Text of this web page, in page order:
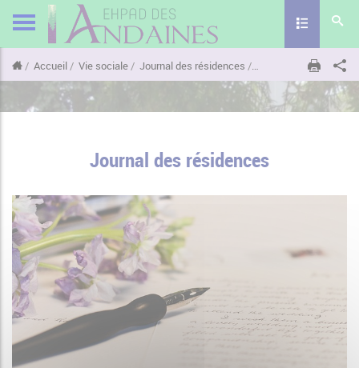
Toggle
Accueil Vie sociale Journal des résidences Journal des
Journal des résidences